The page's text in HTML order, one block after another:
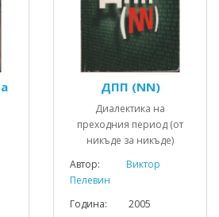
ДПП (NN)
Диалектика на
преходния период (от
никъде за никъде)
Автор:
Виктор
Пелевин
Година: 2005